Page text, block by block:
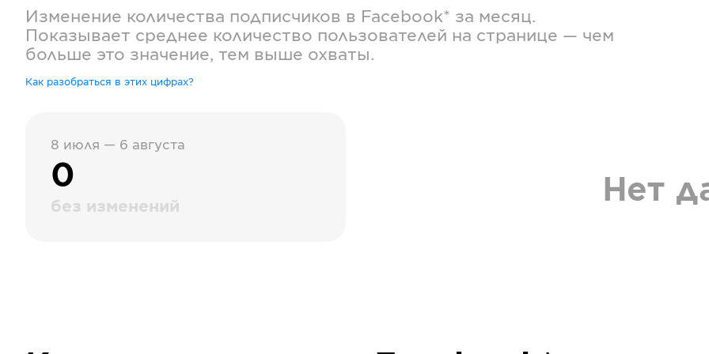
Изменение количества подписчиков в Facebook* за месяц.
Показывает среднее количество пользователей на странице — чем
больше это значение, тем выше охваты.
Как разобраться в этих цифрах?
8 июля — 6 августа
0
без изменений Нет